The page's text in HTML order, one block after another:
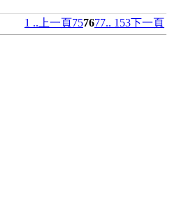
1 .. 上一頁757677.. 153下一頁